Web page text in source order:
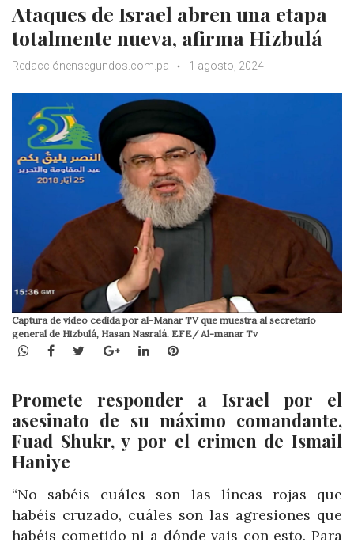
Ataques de Israel abren una etapa
totalmente nueva, afirma Hizbulá
Redacciónensegundos.com.pa 1 agosto, 2024
Captura de video cedida por al-Manar TV que muestra al secretario
general de Hizbulá, Hasan Nasralá. EFE/ Al-manar Tv
WhatsApp
Facebook
TwitterGoogle+LinkedInPinterest
Promete responder a Israel por el
asesinato de su máximo comandante,
Fuad Shukr, y por el crimen de Ismail
Haniye
“No sabéis cuáles son las líneas rojas que
habéis cruzado, cuáles son las agresiones que
habéis cometido ni a dónde vais con esto. Para